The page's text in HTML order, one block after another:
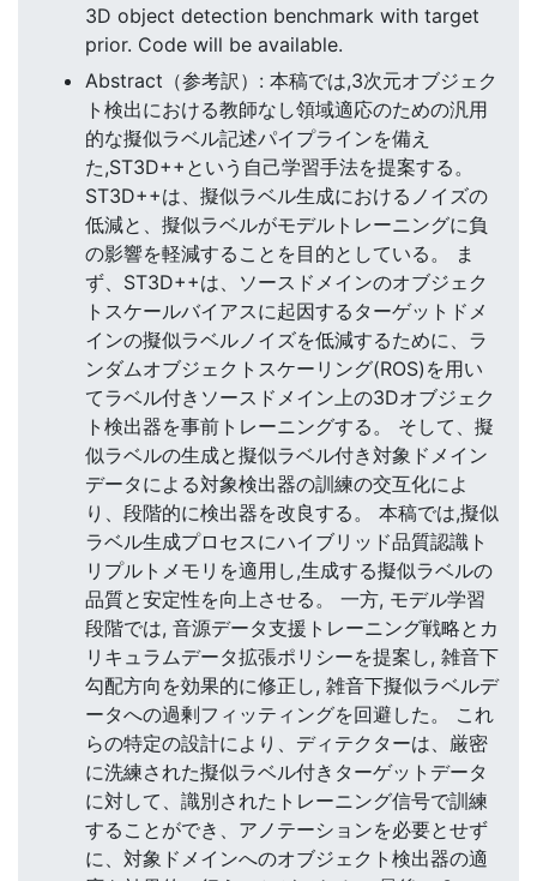
3D object detection benchmark with target
prior. Code will be available.
Abstract（参考訳）: 本稿では,3次元オブジェク
ト検出における教師なし領域適応のための汎用
的な擬似ラベル記述パイプラインを備え
た,ST3D++という自己学習手法を提案する。
ST3D++は、擬似ラベル生成におけるノイズの
低減と、擬似ラベルがモデルトレーニングに負
の影響を軽減することを目的としている。 ま
ず、ST3D++は、ソースドメインのオブジェク
トスケールバイアスに起因するターゲットドメ
インの擬似ラベルノイズを低減するために、ラ
ンダムオブジェクトスケーリング(ROS)を用い
てラベル付きソースドメイン上の3Dオブジェク
ト検出器を事前トレーニングする。 そして、擬
似ラベルの生成と擬似ラベル付き対象ドメイン
データによる対象検出器の訓練の交互化によ
り、段階的に検出器を改良する。 本稿では,擬似
ラベル生成プロセスにハイブリッド品質認識ト
リプルトメモリを適用し,生成する擬似ラベルの
品質と安定性を向上させる。 一方, モデル学習
段階では, 音源データ支援トレーニング戦略とカ
リキュラムデータ拡張ポリシーを提案し, 雑音下
勾配方向を効果的に修正し, 雑音下擬似ラベルデ
ータへの過剰フィッティングを回避した。 これ
らの特定の設計により、ディテクターは、厳密
に洗練された擬似ラベル付きターゲットデータ
に対して、識別されたトレーニング信号で訓練
することができ、アノテーションを必要とせず
に、対象ドメインへのオブジェクト検出器の適